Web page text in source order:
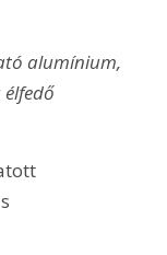
alumínium,